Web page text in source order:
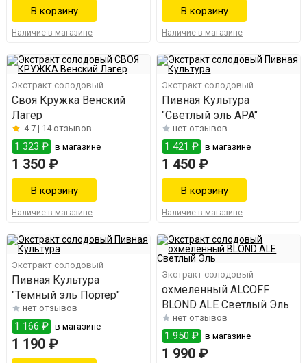
Наличие в магазине Наличие в магазине
Экстракт солодовый
Своя Кружка Венский
Лагер
4.7 | 14 отзывов
1 323 ₽ в магазине
1 350 ₽
Наличие в магазине
Экстракт солодовый
Пивная Культура
"Светлый эль АPA"
нет отзывов
1 421 ₽ в магазине
1 450 ₽
Наличие в магазине
Экстракт солодовый
Пивная Культура
"Темный эль Портер"
нет отзывов
1 166 ₽ в магазине
1 190 ₽
Экстракт солодовый
охмеленный ALCOFF
BLOND ALE Светлый Эль
нет отзывов
1 950 ₽ в магазине
1 990 ₽